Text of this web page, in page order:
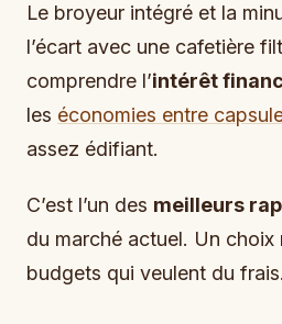
Le broyeur intégré et la
l’écart avec une cafetière
comprendre l’intérêt
les économies entre
assez édifiant.
C’est l’un des meilleurs
du marché actuel. Un
budgets qui veulent du frais.